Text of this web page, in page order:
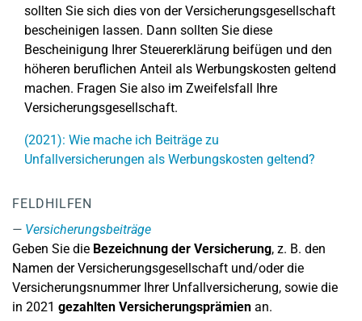
sollten Sie sich dies von der Versicherungsgesellschaft
bescheinigen lassen. Dann sollten Sie diese
Bescheinigung Ihrer Steuererklärung beifügen und den
höheren beruflichen Anteil als Werbungskosten geltend
machen. Fragen Sie also im Zweifelsfall Ihre
Versicherungsgesellschaft.
(2021): Wie mache ich Beiträge zu
Unfallversicherungen als Werbungskosten geltend?
FELDHILFEN
Versicherungsbeiträge
Geben Sie die Bezeichnung der Versicherung, z. B. den
Namen der Versicherungsgesellschaft und/oder die
Versicherungsnummer Ihrer Unfallversicherung, sowie die
in 2021 gezahlten Versicherungsprämien an.